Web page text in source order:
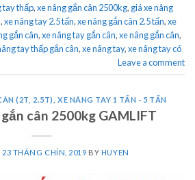
tay thấp,xe nâng gắn cân 2500kg, giá xe nâng
,xe nâng tay 2.5 tấn,xe nâng gắn cân 2.5 tấn,xe
gắn cân,xe nâng tay gắn cân,xe nâng gắn cân,
tay thấp gắn cân,xe nâng tay,xe nâng tay có
Leave a comment
(2T, 2.5T) ,XE NÂNG TAY 1 TẤN - 5 TẤN
cân 2500kg GAMLIFT
23 THÁNG CHÍN, 2019 BY HUYEN